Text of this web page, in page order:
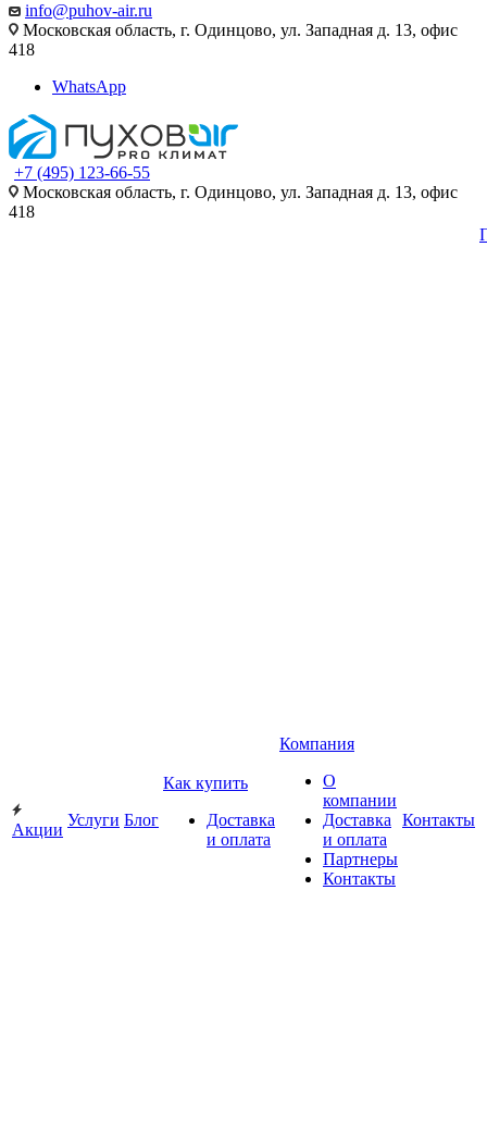
info@puhov-air.ru
Московская область, г. Одинцово, ул. Западная д. 13, офис
418
WhatsApp
+7 (495) 123-66-55
Московская область, г. Одинцово, ул. Западная д. 13, офис
418
Акции
Услуги Блог
Как купить
Доставка
и оплата
Компания
О
компании
Доставка
и оплата
Партнеры
Контакты
Контакты